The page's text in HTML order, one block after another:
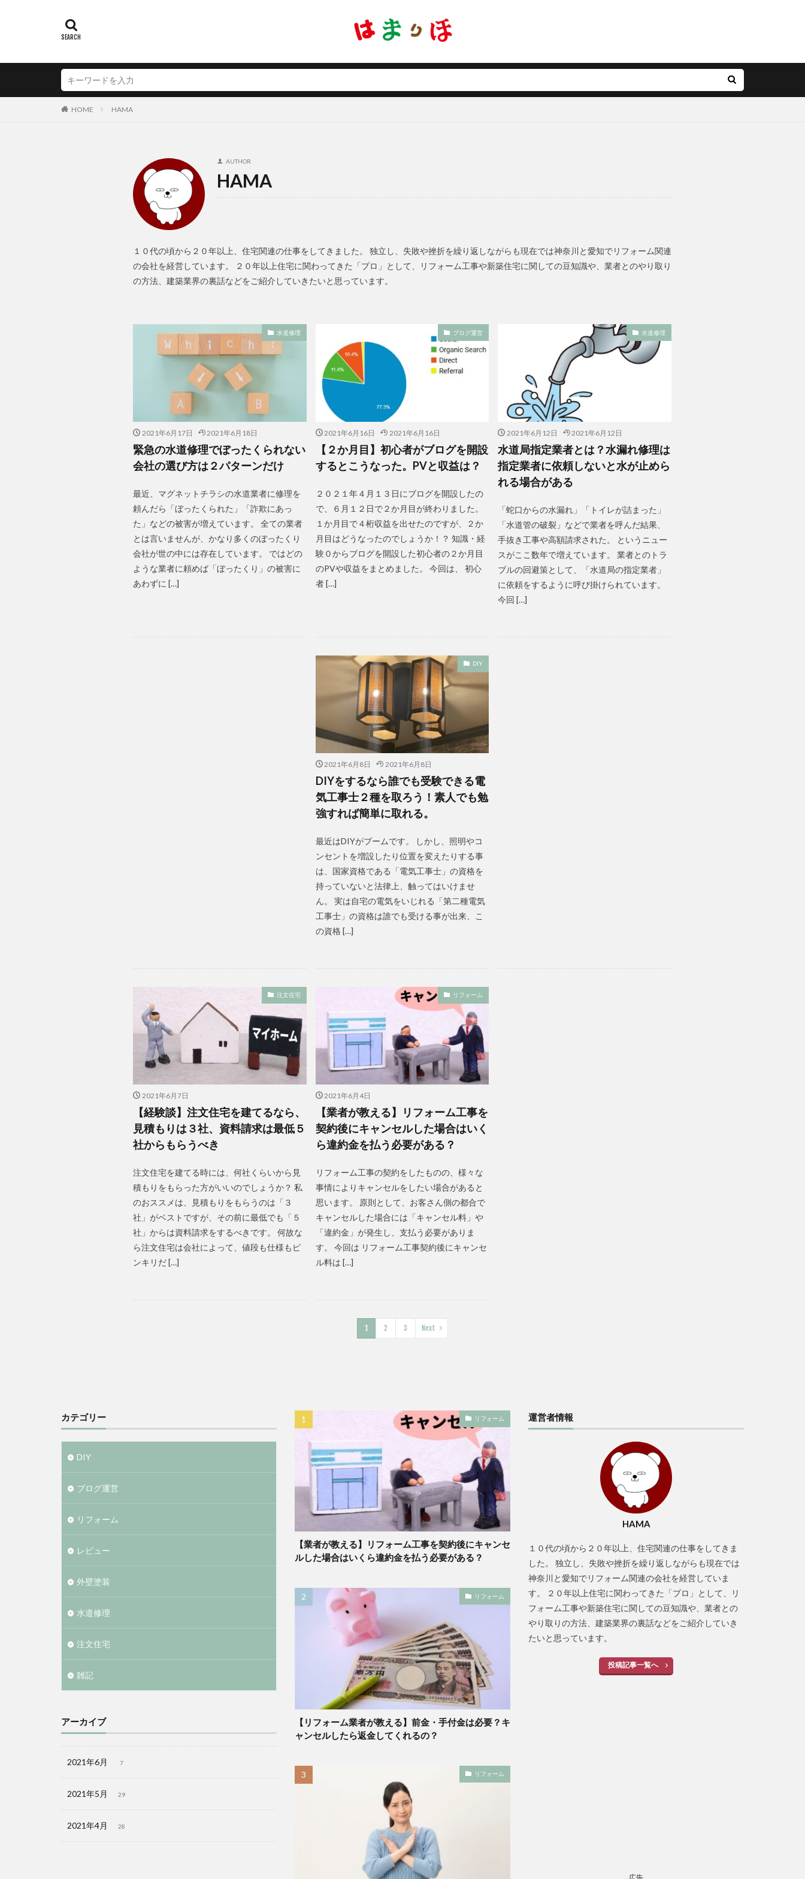
HOME HAMA
AUTHOR
HAMA
１０代の頃から２０年以上、住宅関連の仕事をしてきました。 独立し、失敗や挫折を繰り返しながらも現在では神奈川と愛知でリフォーム関連
の会社を経営しています。 ２０年以上住宅に関わってきた「プロ」として、リフォーム工事や新築住宅に関しての豆知識や、業者とのやり取り
の方法、建築業界の裏話などをご紹介していきたいと思っています。
水道修理
2021年6月17日 2021年6月18日
緊急の水道修理でぼったくられない
会社の選び方は２パターンだけ
最近、マグネットチラシの水道業者に修理を
頼んだら「ぼったくられた」「詐欺にあっ
た」などの被害が増えています。 全ての業者
とは言いませんが、かなり多くのぼったくり
会社が世の中には存在しています。 ではどの
ような業者に頼めば「ぼったくり」の被害に
あわずに […]
ブログ運営
2021年6月16日 2021年6月16日
【２か月目】初心者がブログを開設
するとこうなった。PVと収益は？
２０２１年４月１３日にブログを開設したの
で、６月１２日で２か月目が終わりました。
１か月目で４桁収益を出せたのですが、２か
月目はどうなったのでしょうか！？ 知識・経
験０からブログを開設した初心者の２か月目
のPVや収益をまとめました。 今回は、 初心
者 […]
水道修理
2021年6月12日 2021年6月12日
水道局指定業者とは？水漏れ修理は
指定業者に依頼しないと水が止めら
れる場合がある
「蛇口からの水漏れ」「トイレが詰まった」
「水道管の破裂」などで業者を呼んだ結果、
手抜き工事や高額請求された。 というニュー
スがここ数年で増えています。 業者とのトラ
ブルの回避策として、「水道局の指定業者」
に依頼をするように呼び掛けられています。
今回 […]
DIY
2021年6月8日 2021年6月8日
DIYをするなら誰でも受験できる電
気工事士２種を取ろう！素人でも勉
強すれば簡単に取れる。
最近はDIYがブームです。 しかし、照明やコ
ンセントを増設したり位置を変えたりする事
は、国家資格である「電気工事士」の資格を
持っていないと法律上、触ってはいけませ
ん。 実は自宅の電気をいじれる「第二種電気
工事士」の資格は誰でも受ける事が出来、こ
の資格 […]
注文住宅
2021年6月7日
【経験談】注文住宅を建てるなら、
見積もりは３社、資料請求は最低５
社からもらうべき
注文住宅を建てる時には、何社くらいから見
積もりをもらった方がいいのでしょうか？ 私
のおススメは、見積もりをもらうのは「３
社」がベストですが、その前に最低でも「５
社」からは資料請求をするべきです。 何故な
ら注文住宅は会社によって、値段も仕様もピ
ンキリだ […]
リフォーム
2021年6月4日
【業者が教える】リフォーム工事を
契約後にキャンセルした場合はいく
ら違約金を払う必要がある？
リフォーム工事の契約をしたものの、様々な
事情によりキャンセルをしたい場合があると
思います。 原則として、お客さん側の都合で
キャンセルした場合には「キャンセル料」や
「違約金」が発生し、支払う必要がありま
す。 今回は リフォーム工事契約後にキャンセ
ル料は […]
1 2 3 Next
カテゴリー
DIY
ブログ運営
リフォーム
レビュー
外壁塗装
水道修理
注文住宅
雑記
アーカイブ
2021年6月 7
2021年5月 29
2021年4月 28
リフォーム
【業者が教える】リフォーム工事を契約後にキャンセ
ルした場合はいくら違約金を払う必要がある？
リフォーム
【リフォーム業者が教える】前金・手付金は必要？キ
ャンセルしたら返金してくれるの？
リフォーム
運営者情報
HAMA
１０代の頃から２０年以上、住宅関連の仕事をしてきま
した。 独立し、失敗や挫折を繰り返しながらも現在では
神奈川と愛知でリフォーム関連の会社を経営していま
す。 ２０年以上住宅に関わってきた「プロ」として、リ
フォーム工事や新築住宅に関しての豆知識や、業者との
やり取りの方法、建築業界の裏話などをご紹介していき
たいと思っています。
投稿記事一覧へ